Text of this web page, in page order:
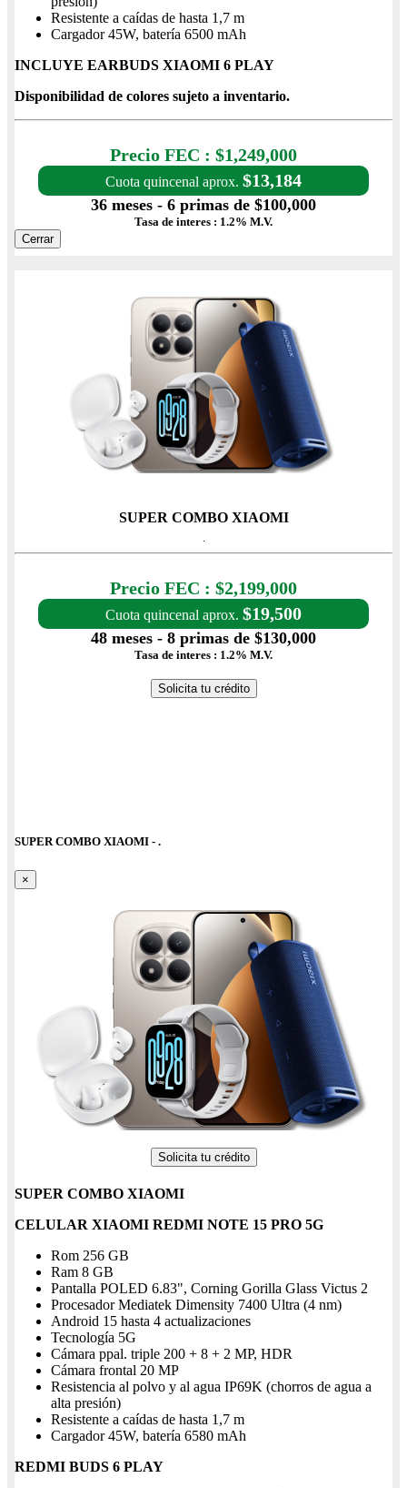
Resistente a caídas de hasta 1,7 m
Cargador 45W, batería 6500 mAh
INCLUYE EARBUDS XIAOMI 6 PLAY
Disponibilidad de colores sujeto a inventario.
Precio FEC : $1,249,000
Cuota quincenal aprox. $13,184
36 meses - 6 primas de $100,000
Tasa de interes : 1.2% M.V.
Cerrar
SUPER COMBO XIAOMI
.
Precio FEC : $2,199,000
Cuota quincenal aprox. $19,500
48 meses - 8 primas de $130,000
Tasa de interes : 1.2% M.V.
Solicita tu crédito
SUPER COMBO XIAOMI - .
×
Solicita tu crédito
SUPER COMBO XIAOMI
CELULAR XIAOMI REDMI NOTE 15 PRO 5G
Rom 256 GB
Ram 8 GB
Pantalla POLED 6.83", Corning Gorilla Glass Victus 2
Procesador Mediatek Dimensity 7400 Ultra (4 nm)
Android 15 hasta 4 actualizaciones
Tecnología 5G
Cámara ppal. triple 200 + 8 + 2 MP, HDR
Cámara frontal 20 MP
Resistencia al polvo y al agua IP69K (chorros de agua a
alta presión)
Resistente a caídas de hasta 1,7 m
Cargador 45W, batería 6580 mAh
REDMI BUDS 6 PLAY